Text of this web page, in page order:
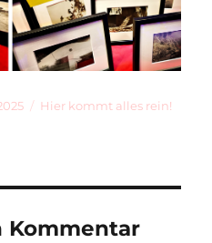
Kategorien
Hier kommt alles rein!
Kommentar